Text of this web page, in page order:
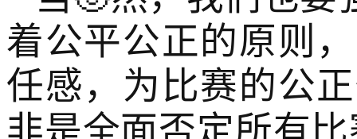
着公平公正的原则
任感，为比赛的公
非是全面否定所有